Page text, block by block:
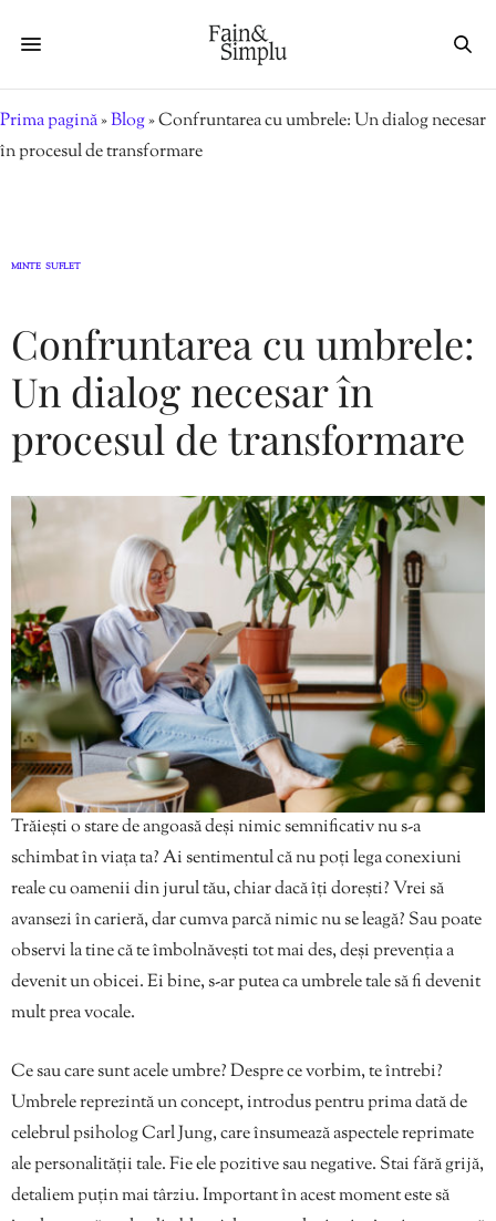
Prima pagină»Blog»Confruntarea cu umbrele: Un dialog necesar
în procesul de transformare
MINTE SUFLET
Confruntarea cu umbrele:
Un dialog necesar în
procesul de transformare
Trăiești o stare de angoasă deși nimic semnificativ nu s-a
schimbat în viața ta? Ai sentimentul că nu poți lega conexiuni
reale cu oamenii din jurul tău, chiar dacă îți dorești? Vrei să
avansezi în carieră, dar cumva parcă nimic nu se leagă? Sau poate
observi la tine că te îmbolnăvești tot mai des, deși prevenția a
devenit un obicei. Ei bine, s-ar putea ca umbrele tale să fi devenit
mult prea vocale.
Ce sau care sunt acele umbre? Despre ce vorbim, te întrebi?
Umbrele reprezintă un concept, introdus pentru prima dată de
celebrul psiholog Carl Jung, care însumează aspectele reprimate
ale personalității tale. Fie ele pozitive sau negative. Stai fără grijă,
detaliem puțin mai târziu. Important în acest moment este să